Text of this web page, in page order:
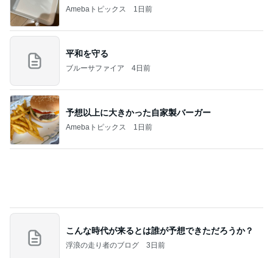
Amebaトピックス 1日前
平和を守る
ブルーサファイア 4日前
予想以上に大きかった自家製バーガー
Amebaトピックス 1日前
こんな時代が来るとは誰が予想できただろうか？
浮浪の走り者のブログ 3日前